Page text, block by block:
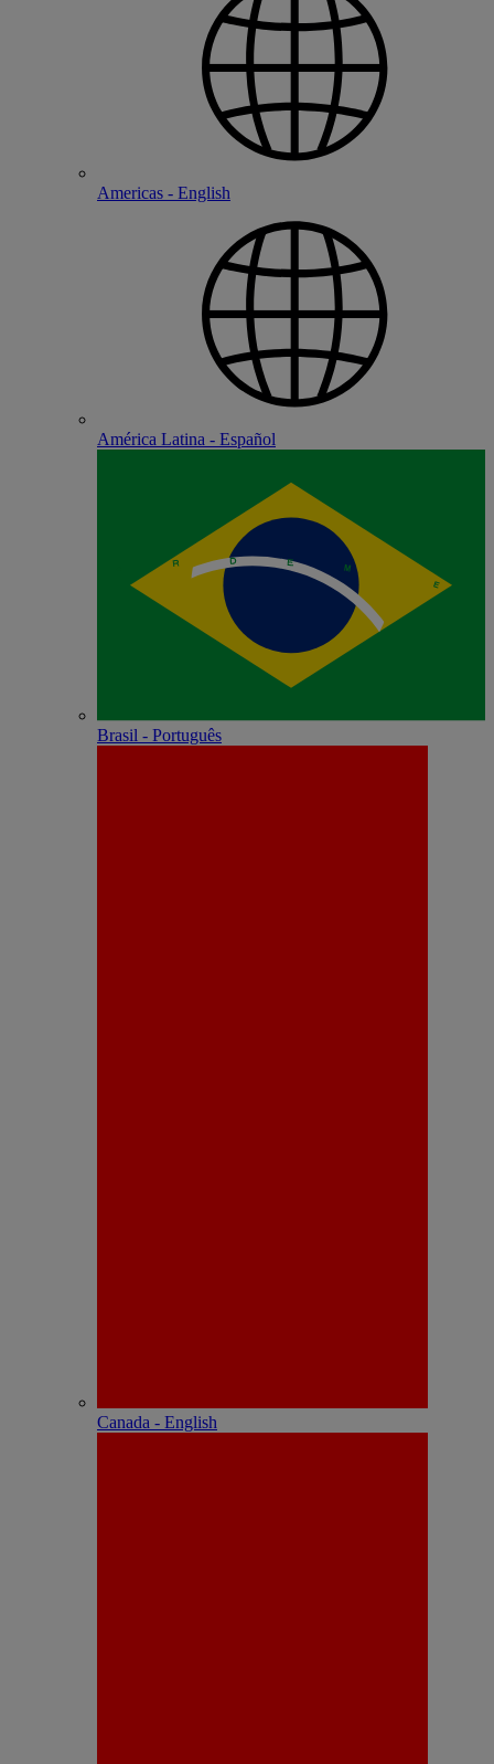
Americas - English
América Latina - Español
Brasil - Português
Canada - English